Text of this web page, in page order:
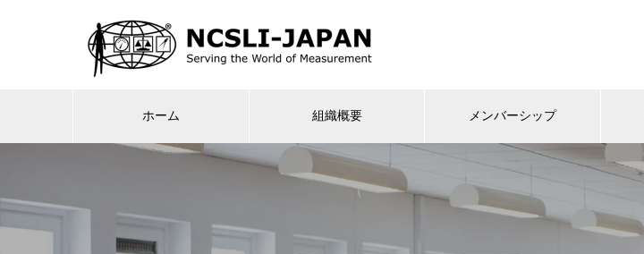
ホーム 組織概要 メンバーシップ